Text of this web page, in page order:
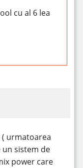
cu al 6 lea
( urmatoarea
un sistem de
power care